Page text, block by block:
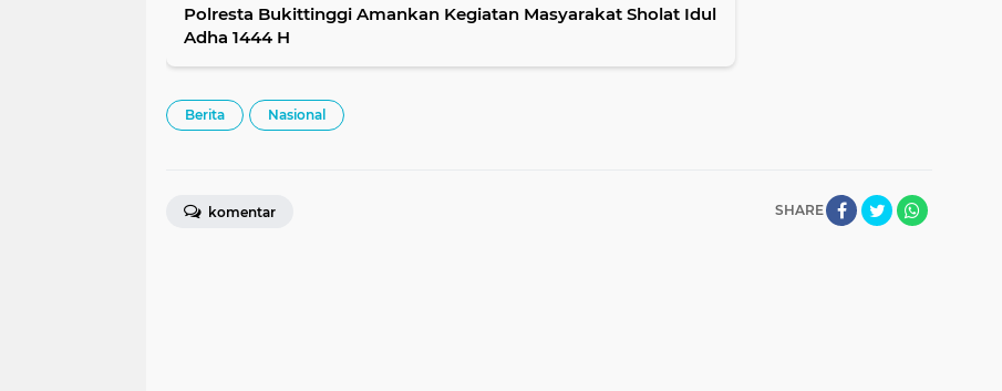
Polresta Bukittinggi Amankan Kegiatan Masyarakat Sholat Idul
Adha 1444 H
Berita Nasional
SHARE
komentar